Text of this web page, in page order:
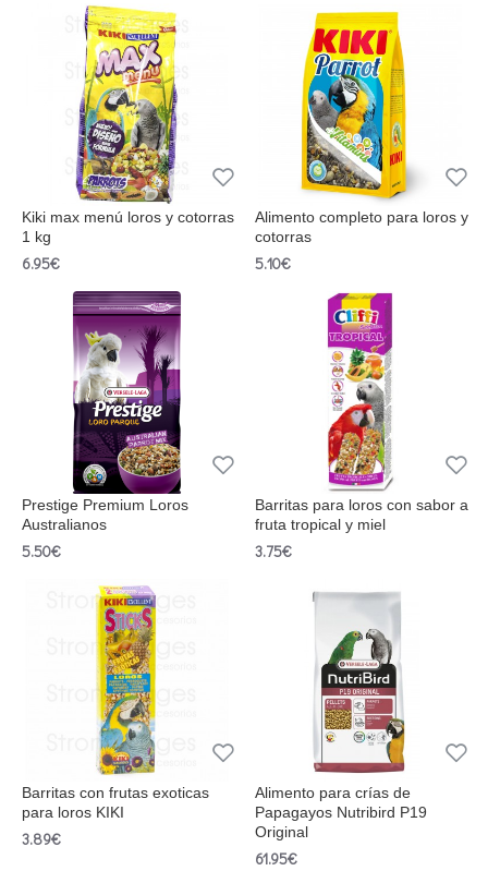
Kiki max menú loros y cotorras
1 kg
6.95€
Alimento completo para loros y
cotorras
5.10€
Prestige Premium Loros
Australianos
5.50€
Barritas para loros con sabor a
fruta tropical y miel
3.75€
Barritas con frutas exoticas
para loros KIKI
3.89€
Alimento para crí­as de
Papagayos Nutribird P19
Original
61.95€